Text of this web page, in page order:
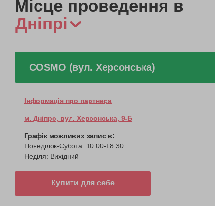
Місце проведення в
Дніпрі
COSMO (вул. Херсонська)
Інформація про партнера
м. Дніпро, вул. Херсонська, 9-Б
Графік можливих записів:
Понеділок-Субота: 10:00-18:30
Неділя: Вихідний
Купити для себе